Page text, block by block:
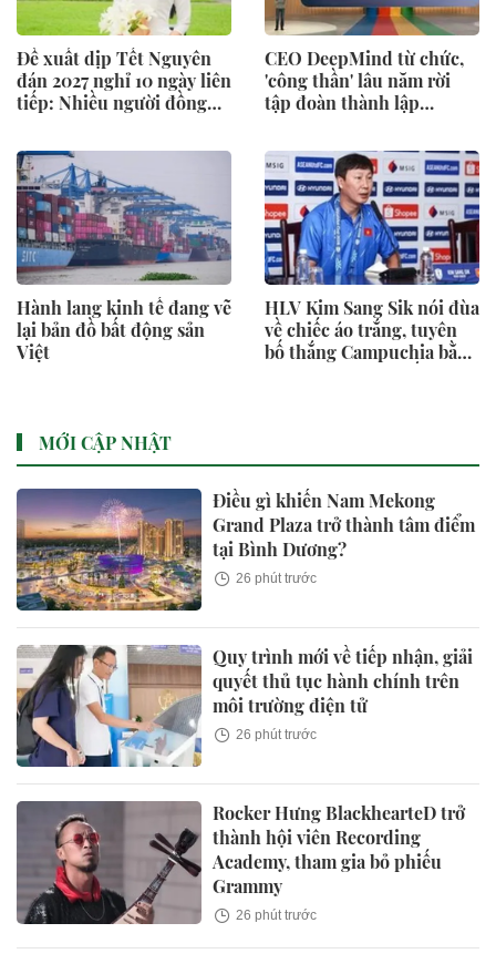
Đề xuất dịp Tết Nguyên
đán 2027 nghỉ 10 ngày liên
tiếp: Nhiều người đồng
CEO DeepMind từ chức,
'công thần' lâu năm rời
tập đoàn thành lập
tháo chạy nhân tài tại
Google
Hành lang kinh tế đang vẽ
lại bản đồ bất động sản
Việt
HLV Kim Sang Sik nói đùa
về chiếc áo trắng, tuyên
bố thắng Campuchia bằng
MỚI CẬP NHẬT
Điều gì khiến Nam Mekong
Grand Plaza trở thành tâm điểm
tại Bình Dương?
26 phút trước
Quy trình mới về tiếp nhận, giải
quyết thủ tục hành chính trên
môi trường điện tử
26 phút trước
Rocker Hưng BlackhearteD trở
thành hội viên Recording
Academy, tham gia bỏ phiếu
Grammy
26 phút trước